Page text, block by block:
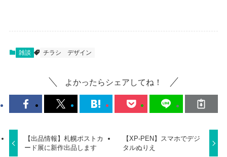
雑談 チラシ デザイン
よかったらシェアしてね！
【出品情報】札幌ポストカ
ード展に新作出品します
【XP-PEN】スマホでデジ
タルぬりえ